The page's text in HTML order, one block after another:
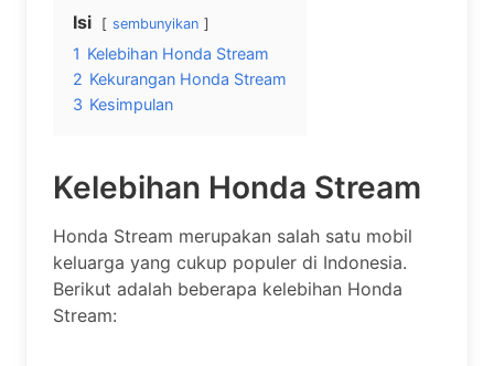
Isi sembunyikan
1 Kelebihan Honda Stream
2 Kekurangan Honda Stream
3 Kesimpulan
Kelebihan Honda Stream
Honda Stream merupakan salah satu mobil
keluarga yang cukup populer di Indonesia.
Berikut adalah beberapa kelebihan Honda
Stream: